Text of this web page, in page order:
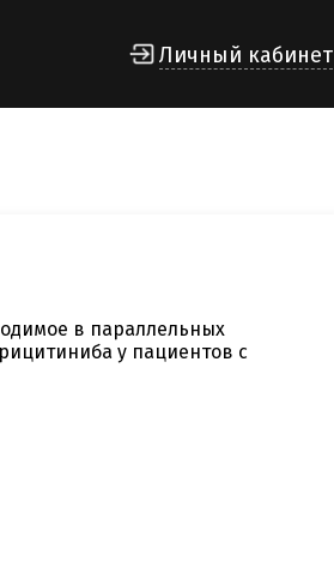
Личный кабинет
в параллельных
у пациентов с